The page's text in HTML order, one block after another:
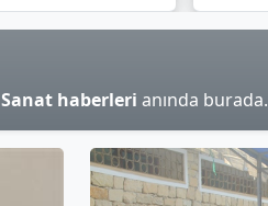
Sanat haberleri anında burada.